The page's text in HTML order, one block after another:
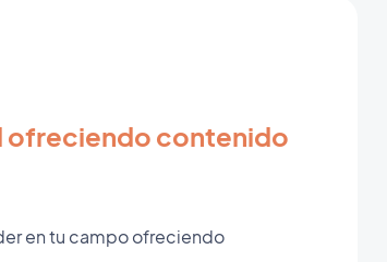
ofreciendo contenido
en tu campo ofreciendo